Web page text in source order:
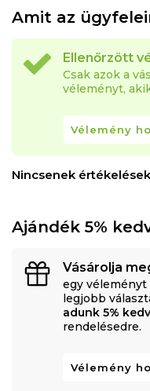
Amit az
Ellenőrzött
Csak azok a
véleményt,
Vélemény
Nincsenek
Ajándék 5%
Vásárolja
egy véleményt
legjobb
adunk 5%
rendelésedre.
Vélemény